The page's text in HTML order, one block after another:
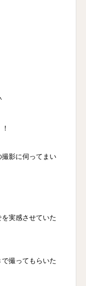
影に伺ってまい
実感させていた
で撮ってもらいた